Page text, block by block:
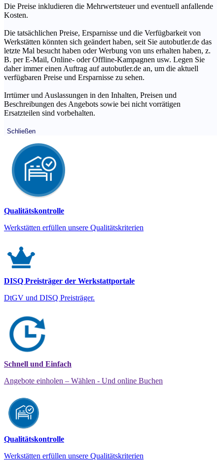
Die Preise inkludieren die Mehrwertsteuer und eventuell anfallende
Kosten.
Die tatsächlichen Preise, Ersparnisse und die Verfügbarkeit von
Werkstätten könnten sich geändert haben, seit Sie autobutler.de das
letzte Mal besucht haben oder Werbung von uns erhalten haben, z.
B. per E-Mail, Online- oder Offline-Kampagnen usw. Legen Sie
daher immer einen Auftrag auf autobutler.de an, um die aktuell
verfügbaren Preise und Ersparnisse zu sehen.
Irrtümer und Auslassungen in den Inhalten, Preisen und
Beschreibungen des Angebots sowie bei nicht vorrätigen
Ersatzteilen sind vorbehalten.
Schließen
Qualitätskontrolle
Werkstätten erfüllen unsere Qualitätskriterien
DISQ Preisträger der Werkstattportale
DtGV und DISQ Preisträger.
Schnell und Einfach
Angebote einholen – Wählen - Und online Buchen
Qualitätskontrolle
Werkstätten erfüllen unsere Qualitätskriterien